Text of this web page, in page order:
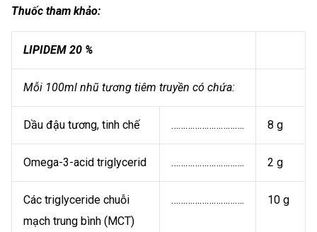
Thuốc tham khảo:
LIPIDEM 20 %
Mỗi 100ml nhũ tương tiêm truyền có chứa:
Dầu đậu tương, tinh chế …………………………. 8 g
Omega-3-acid triglycerid …………………………. 2 g
Các triglyceride chuỗi
mạch trung bình (MCT)
…………………………. 10 g